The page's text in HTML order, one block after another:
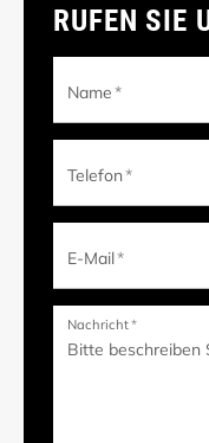
RUFEN SIE
Name*
Telefon*
E-Mail*
Nachricht*